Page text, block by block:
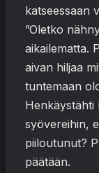
katseessaan
”Oletko
aikailematta.
aivan hiljaa
tuntemaan
Henkäystähti
syövereihin,
piiloutunut?
päätään.